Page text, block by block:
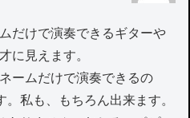
だけで演奏できるギターや
に見えます。
ームだけで演奏できるの
。私も、もちろん出来ます。